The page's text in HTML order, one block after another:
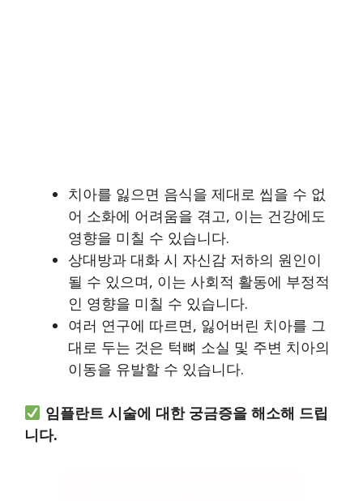
치아를 잃으면 음식을 제대로 씹을 수 없
어 소화에 어려움을 겪고, 이는 건강에도
영향을 미칠 수 있습니다.
상대방과 대화 시 자신감 저하의 원인이
될 수 있으며, 이는 사회적 활동에 부정적
인 영향을 미칠 수 있습니다.
여러 연구에 따르면, 잃어버린 치아를 그
대로 두는 것은 턱뼈 소실 및 주변 치아의
이동을 유발할 수 있습니다.
임플란트 시술에 대한 궁금증을 해소해 드립
니다.